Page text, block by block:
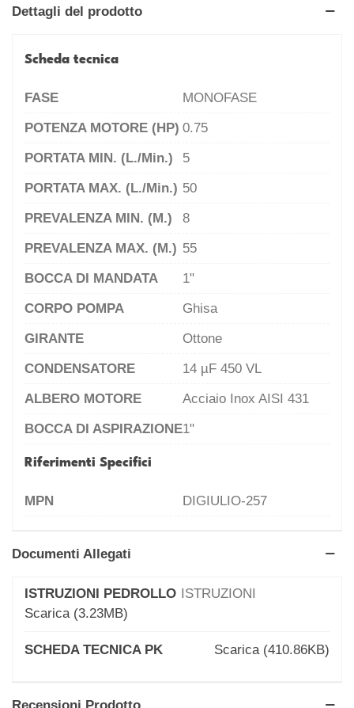
Dettagli del prodotto
Scheda tecnica
FASE
MONOFASE
POTENZA MOTORE (HP) 0.75
PORTATA MIN. (l./min.)
5
PORTATA MAX. (l./min.) 50
PREVALENZA MIN. (m.)
8
PREVALENZA MAX. (m.) 55
BOCCA DI MANDATA
1"
CORPO POMPA
Ghisa
GIRANTE
Ottone
CONDENSATORE
14 µF 450 VL
ALBERO MOTORE
Acciaio Inox AISI 431
BOCCA DI ASPIRAZIONE1"
Riferimenti Specifici
MPN DIGIULIO-257
Documenti Allegati
ISTRUZIONI PEDROLLO ISTRUZIONI
Scarica (3.23MB)
SCHEDA TECNICA PK Scarica (410.86KB)
Recensioni Prodotto